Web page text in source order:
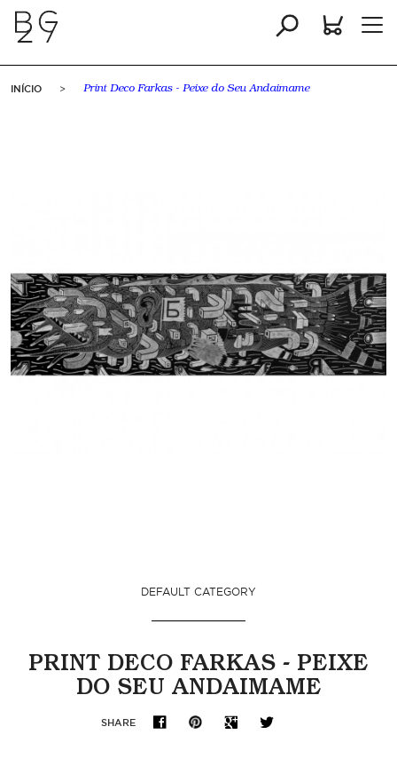
INÍCIO > Print Deco Farkas - Peixe do Seu Andaimame
DEFAULT CATEGORY
PRINT DECO FARKAS - PEIXE
DO SEU ANDAIMAME
SHARE